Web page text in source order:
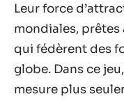
Leur force
mondiales, prêtes
qui fédèrent des
globe. Dans ce
mesure plus